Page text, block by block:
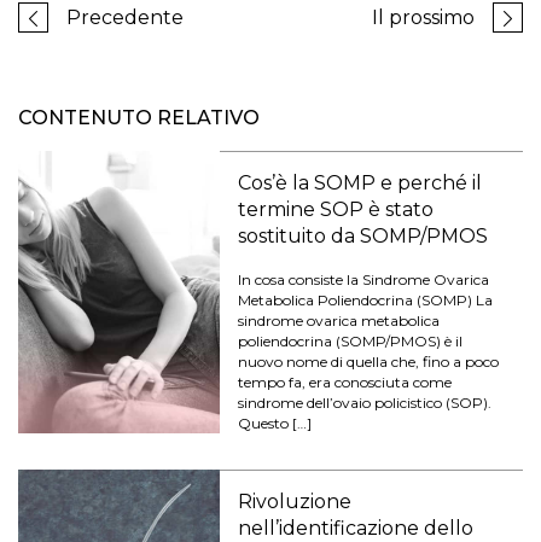
Precedente Il prossimo
CONTENUTO RELATIVO
Cos’è la SOMP e perché il
termine SOP è stato
sostituito da SOMP/PMOS
In cosa consiste la Sindrome Ovarica
Metabolica Poliendocrina (SOMP) La
sindrome ovarica metabolica
poliendocrina (SOMP/PMOS) è il
nuovo nome di quella che, fino a poco
tempo fa, era conosciuta come
sindrome dell’ovaio policistico (SOP).
Questo […]
Rivoluzione
nell’identificazione dello